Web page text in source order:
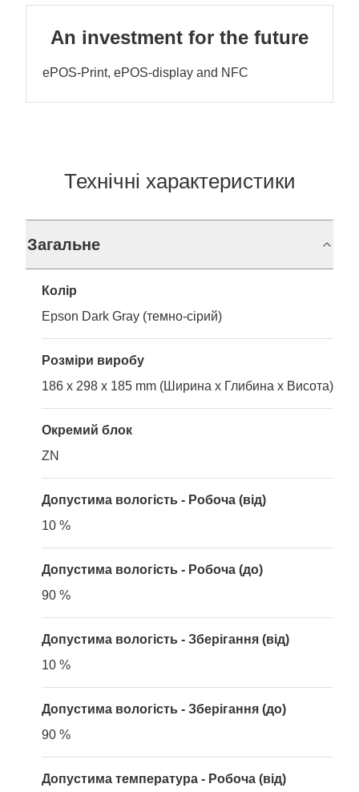
An investment for the future
ePOS-Print, ePOS-display and NFC
Технічні характеристики
Загальне
Колір
Epson Dark Gray (темно-сірий)
Розміри виробу
186 x 298 x 185 mm (Ширина x Глибина x Висота)
Окремий блок
ZN
Допустима вологість - Робоча (від)
10 %
Допустима вологість - Робоча (до)
90 %
Допустима вологість - Зберігання (від)
10 %
Допустима вологість - Зберігання (до)
90 %
Допустима температура - Робоча (від)